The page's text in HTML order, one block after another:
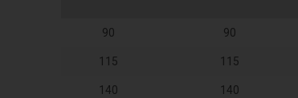
90 90
115 115
140 140